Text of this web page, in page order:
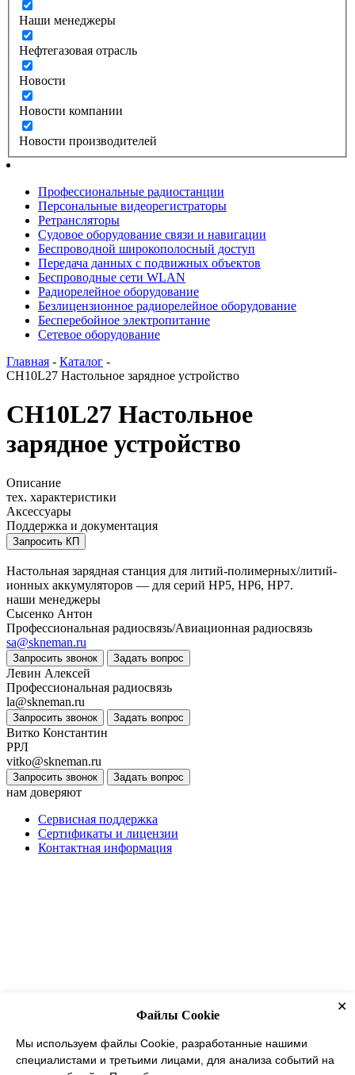
Наши менеджеры
Нефтегазовая отрасль
Новости
Новости компании
Новости производителей
Профессиональные радиостанции
Персональные видеорегистраторы
Ретрансляторы
Судовое оборудование связи и навигации
Беспроводной широкополосный доступ
Передача данных с подвижных объектов
Беспроводные сети WLAN
Радиорелейное оборудование
Безлицензионное радиорелейное оборудование
Бесперебойное электропитание
Сетевое оборудование
Главная - Каталог -
CH10L27 Настольное зарядное устройство
CH10L27 Настольное
зарядное устройство
Описание
тех. характеристики
Аксессуары
Поддержка и документация
Запросить КП
Настольная зарядная станция для литий-полимерных/литий-
ионных аккумуляторов — для серий HP5, HP6, HP7.
наши менеджеры
Сысенко Антон
Профессиональная радиосвязь/Авиационная радиосвязь
sa@skneman.ru
Запросить звонок Задать вопрос
Левин Алексей
Профессиональная радиосвязь
la@skneman.ru
Запросить звонок Задать вопрос
Витко Константин
РРЛ
vitko@skneman.ru
Запросить звонок Задать вопрос
нам доверяют
Сервисная поддержка
Сертификаты и лицензии
Контактная информация
Файлы Cookie
Мы используем файлы Cookie, разработанные нашими
специалистами и третьими лицами, для анализа событий на
✕